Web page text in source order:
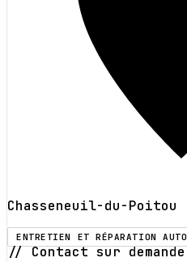
Chasseneuil-du-Poitou
ENTRETIEN ET RÉPARATION AUTO
// Contact sur demande